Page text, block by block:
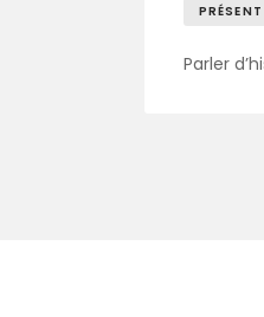
PRÉSENT
Parler